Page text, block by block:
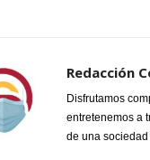
Redacción
Disfrutamos
entretenemos a
de una